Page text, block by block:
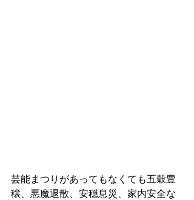
芸能まつりがあってもなくても五穀豊
穣、悪魔退散、安穏息災、家内安全な